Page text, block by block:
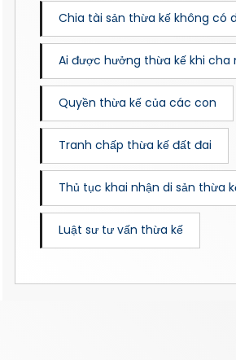
Chia tài sản thừa kế không có
Ai được hưởng thừa kế khi cha
Quyền thừa kế của các con
Tranh chấp thừa kế đất đai
Thủ tục khai nhận di sản thừa
Luật sư tư vấn thừa kế